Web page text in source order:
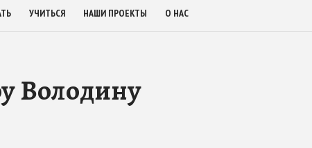
УЧИТЬСЯ НАШИ ПРОЕКТЫ О НАС
Володину